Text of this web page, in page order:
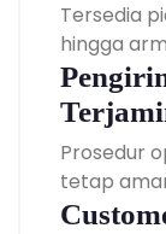
Tersedia
hingga
Prosedur
tetap